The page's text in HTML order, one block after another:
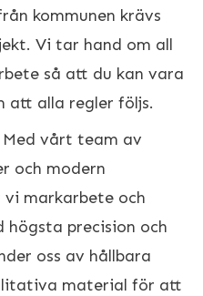
kommunen krävs
Vi tar hand om all
så att du kan vara
att alla regler följs.
Med vårt team av
och modern
markarbete och
högsta precision och
oss av hållbara
material för att